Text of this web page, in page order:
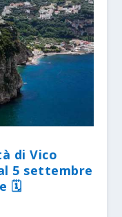
di Vico
5 settembre
🗓